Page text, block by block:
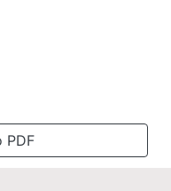
PDF